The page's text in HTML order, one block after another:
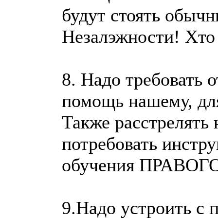
будут стоять
Незалэжности!
8. Надо требовать
помощь нашему,
Также
потребовать
обучения
9.Надо устроить с